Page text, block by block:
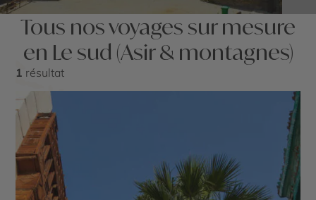
Tous nos voyages sur mesure
en Le sud (Asir & montagnes)
1 résultat